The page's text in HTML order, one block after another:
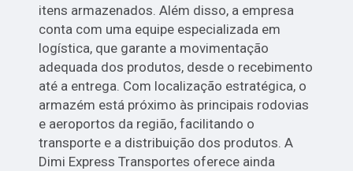
itens armazenados. Além disso, a empresa
conta com uma equipe especializada em
logística, que garante a movimentação
adequada dos produtos, desde o recebimento
até a entrega. Com localização estratégica, o
armazém está próximo às principais rodovias
e aeroportos da região, facilitando o
transporte e a distribuição dos produtos. A
Dimi Express Transportes oferece ainda